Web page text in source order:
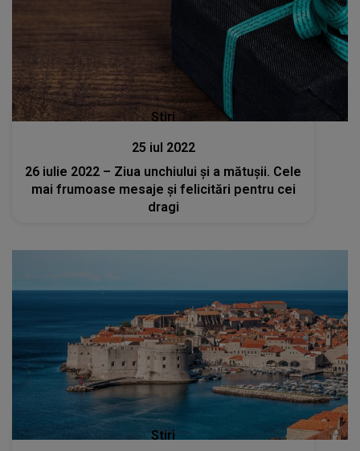
Stiri
25 iul 2022
26 iulie 2022 – Ziua unchiului și a mătușii. Cele
mai frumoase mesaje şi felicitări pentru cei
dragi
Stiri